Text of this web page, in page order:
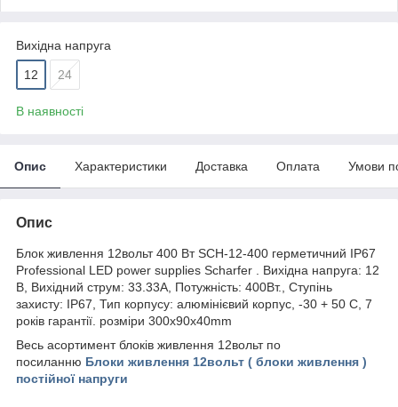
Вихідна напруга
12 24
В наявності
Опис Характеристики Доставка Оплата Умови
Опис
Блок живлення 12вольт 400 Вт SCH-12-400 герметичний IP67
Professional LED power supplies Scharfer . Вихідна напруга: 12
В, Вихідний струм: 33.33А, Потужність: 400Вт., Ступінь
захисту: IP67, Тип корпусу: алюмінієвий корпус, -30 + 50 C, 7
років гарантії. розміри 300х90х40mm
Весь асортимент блоків живлення 12вольт по
посиланню Блоки живлення 12вольт ( блоки живлення )
постійної напруги